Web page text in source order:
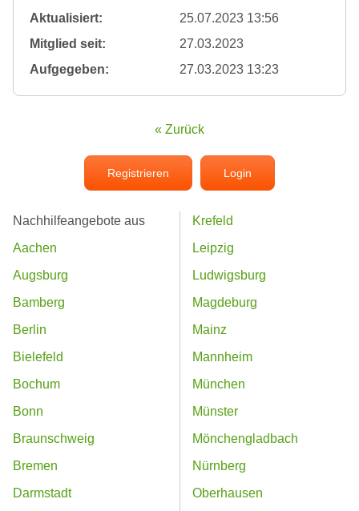
Aktualisiert:
25.07.2023 13:56
Mitglied seit:
27.03.2023
Aufgegeben:
27.03.2023 13:23
« Zurück
Registrieren Login
Nachhilfeangebote aus
Aachen
Augsburg
Bamberg
Berlin
Bielefeld
Bochum
Bonn
Braunschweig
Bremen
Darmstadt
Krefeld
Leipzig
Ludwigsburg
Magdeburg
Mainz
Mannheim
München
Münster
Mönchengladbach
Nürnberg
Oberhausen